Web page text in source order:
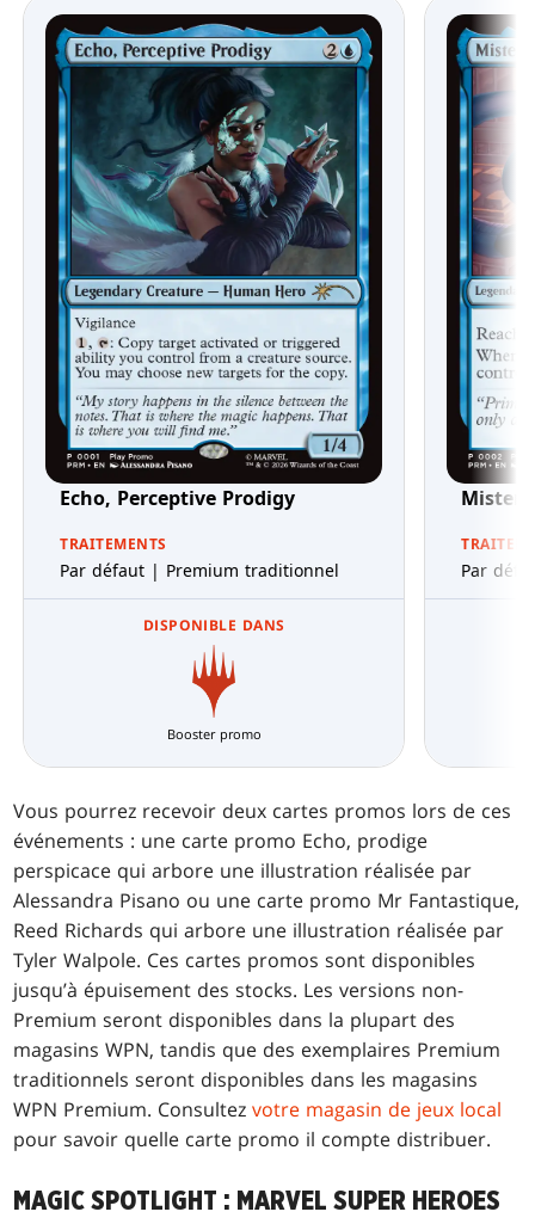
Echo, Perceptive Prodigy
TRAITEMENTS
Par défaut | Premium traditionnel
DISPONIBLE DANS
Booster promo
Mister
Par
Vous pourrez recevoir deux cartes promos lors de ces
événements : une carte promo Echo, prodige
perspicace qui arbore une illustration réalisée par
Alessandra Pisano ou une carte promo Mr Fantastique,
Reed Richards qui arbore une illustration réalisée par
Tyler Walpole. Ces cartes promos sont disponibles
jusqu’à épuisement des stocks. Les versions non-
Premium seront disponibles dans la plupart des
magasins WPN, tandis que des exemplaires Premium
traditionnels seront disponibles dans les magasins
WPN Premium. Consultezvotre magasin de jeux local
pour savoir quelle carte promo il compte distribuer.
MAGIC SPOTLIGHT : MARVEL SUPER HEROES